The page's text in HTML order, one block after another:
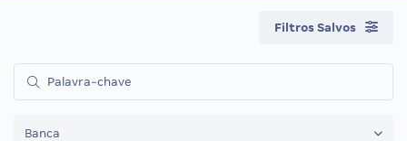
Filtros Salvos
Banca